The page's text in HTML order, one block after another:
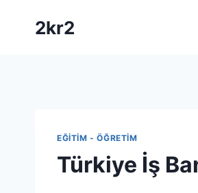
2kr2
EĞITIM - ÖĞRETIM
Türkiye İş